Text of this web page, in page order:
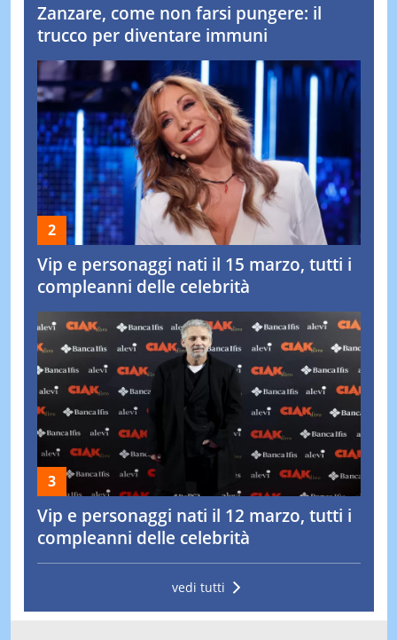
Zanzare, come non farsi pungere: il
trucco per diventare immuni
Vip e personaggi nati il 15 marzo, tutti i
compleanni delle celebrità
Vip e personaggi nati il 12 marzo, tutti i
compleanni delle celebrità
vedi tutti